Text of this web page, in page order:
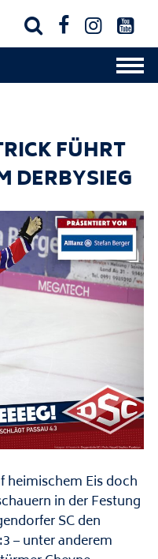
   
FÜHRT
DERBYSIEG
heimischem Eis doch
in der Festung
SC den
– unter anderem